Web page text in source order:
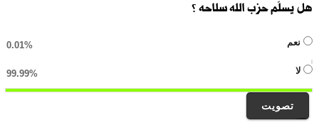
هل يسلّم حزب الله سلاحه ؟
نعم 0.01%
لا 99.99%
تصويت